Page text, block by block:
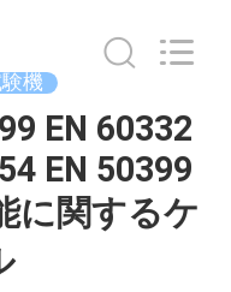
機
EN 60332
EN 50399
に関するケ